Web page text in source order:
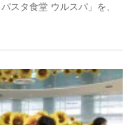
スタ食堂 ウルスパ」を、